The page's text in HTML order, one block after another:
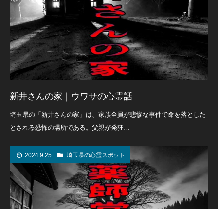
新井さんの家｜ウワサの心霊話
埼玉県の「新井さんの家」は、家族全員が悲惨な事件で命を落とした
とされる恐怖の場所である。父親が発狂…
2024.9.25 埼玉県の心霊スポット